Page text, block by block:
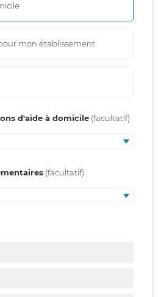
mon établissement
d'aide à domicile